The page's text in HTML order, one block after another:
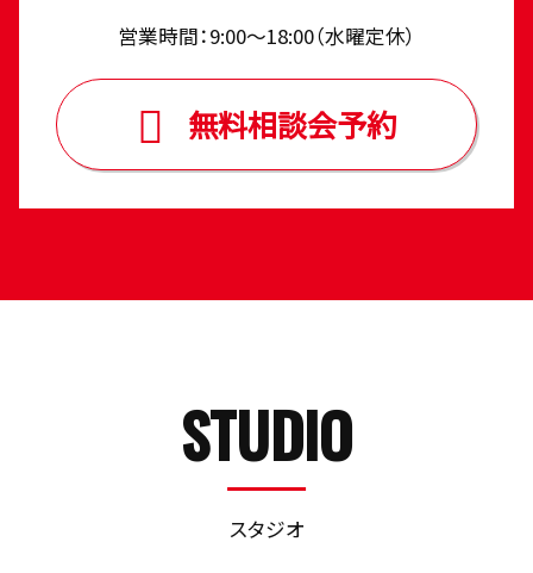
営業時間：9:00〜18:00（⽔曜定休）
無料相談会予約
STUDIO
スタジオ